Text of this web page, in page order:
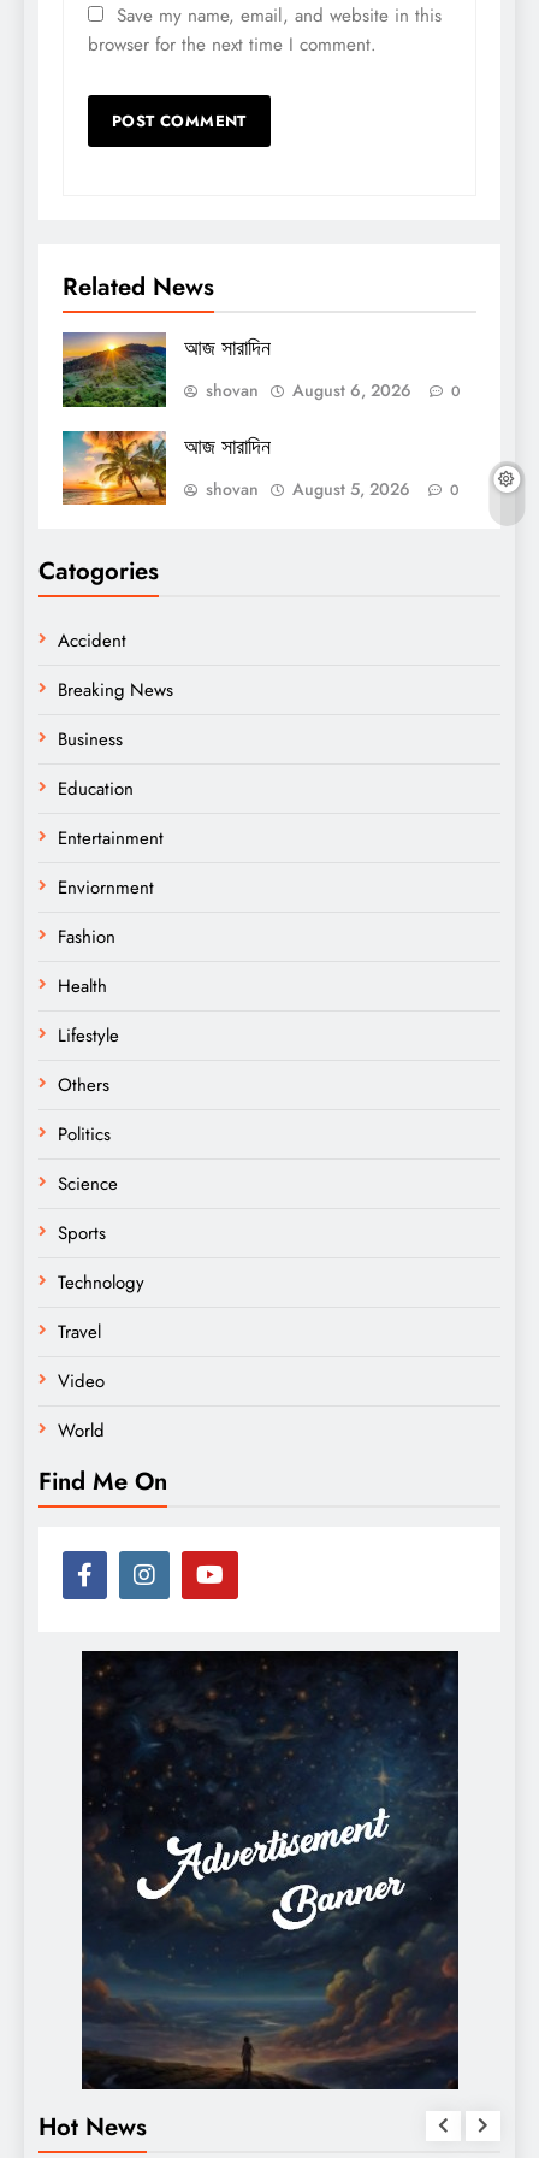
Save my name, email, and website in this
browser for the next time I comment.
Related News
আজ সারাদিন
shovan August 6, 2026 0
আজ সারাদিন
shovan August 5, 2026 0
Catogories
Accident
Breaking News
Business
Education
Entertainment
Enviornment
Fashion
Health
Lifestyle
Others
Politics
Science
Sports
Technology
Travel
Video
World
Find Me On
Hot News